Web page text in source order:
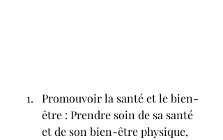
Promouvoir la santé et le bien-
être : Prendre soin de sa santé
et de son bien-être physique,